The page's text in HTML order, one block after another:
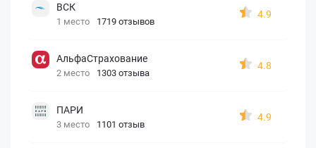
ВСК
1 место 1719 отзывов
4.9
АльфаСтрахование
2 место 1303 отзыва
4.8
ПАРИ
3 место 1101 отзыв
4.9